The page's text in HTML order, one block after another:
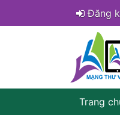
Đăng
Trang